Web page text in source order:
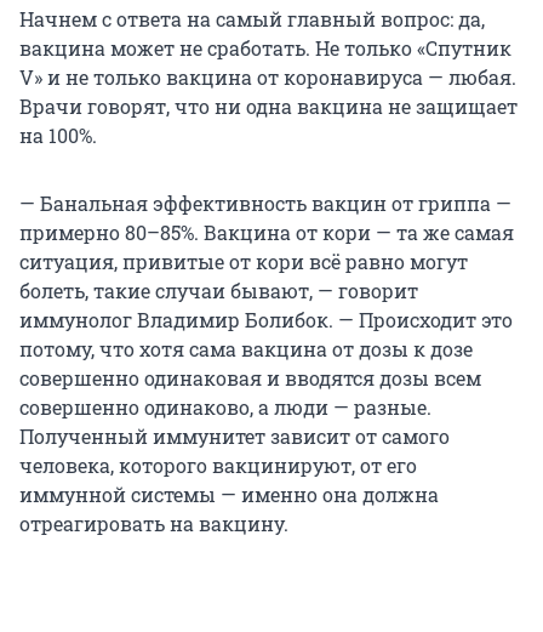
Начнем с ответа на самый главный вопрос: да,
вакцина может не сработать. Не только «Спутник
V» и не только вакцина от коронавируса — любая.
Врачи говорят, что ни одна вакцина не защищает
на 100%.
— Банальная эффективность вакцин от гриппа —
примерно 80–85%. Вакцина от кори — та же самая
ситуация, привитые от кори всё равно могут
болеть, такие случаи бывают, — говорит
иммунолог Владимир Болибок. — Происходит это
потому, что хотя сама вакцина от дозы к дозе
совершенно одинаковая и вводятся дозы всем
совершенно одинаково, а люди — разные.
Полученный иммунитет зависит от самого
человека, которого вакцинируют, от его
иммунной системы — именно она должна
отреагировать на вакцину.